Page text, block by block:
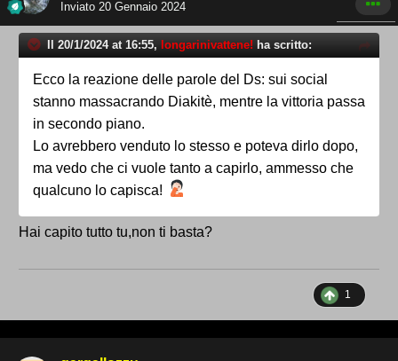
Inviato 20 Gennaio 2024
Il 20/1/2024 at 16:55, longarinivattene! ha scritto:
Ecco la reazione delle parole del Ds: sui social
stanno massacrando Diakitè, mentre la vittoria passa
in secondo piano.
Lo avrebbero venduto lo stesso e poteva dirlo dopo,
ma vedo che ci vuole tanto a capirlo, ammesso che
qualcuno lo capisca!
Hai capito tutto tu,non ti basta?
1